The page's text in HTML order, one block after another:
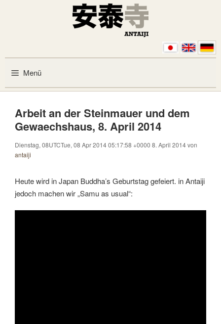
Menü
Arbeit an der Steinmauer und dem
Gewaechshaus, 8. April 2014
Dienstag, 08UTCTue, 08 Apr 2014 05:17:58 +0000 8. April 2014von
antaiji
Heute wird in Japan Buddha’s Geburtstag gefeiert. in Antaiji
jedoch machen wir „Samu as usual“: